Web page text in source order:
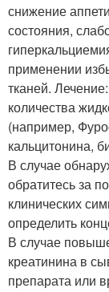
снижение
состояния,
применении
тканей.
количества
(например,
кальцитонина,
В случае
обратитесь за
клинических
определить
В случае
креатинина в
препарата или